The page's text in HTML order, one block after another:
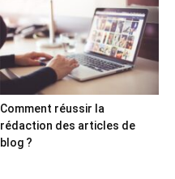
Comment réussir la
rédaction des articles de
blog ?